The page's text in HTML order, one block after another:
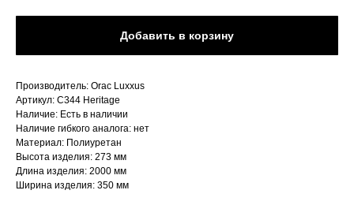
Добавить в корзину
Производитель: Orac Luxxus
Артикул: C344 Heritage
Наличие: Есть в наличии
Наличие гибкого аналога: нет
Материал: Полиуретан
Высота изделия: 273 мм
Длина изделия: 2000 мм
Ширина изделия: 350 мм